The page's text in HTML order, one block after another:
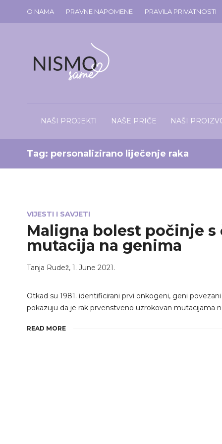
O NAMA PRAVNE NAPOMENE PRAVILA PRIVATNOSTI
NAŠI PROJEKTI NAŠE PRIČE NAŠI
Tag: personalizirano liječenje raka
VIJESTI I SAVJETI
Maligna bolest počinje
mutacija na genima
Tanja Rudež, 1. June 2021.
Otkad su 1981. identificirani prvi onkogeni, geni
pokazuju da je rak prvenstveno uzrokovan mutacijama
READ MORE